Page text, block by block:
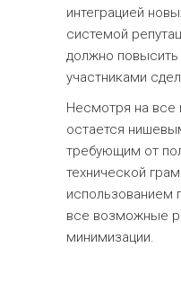
интеграцией
системой
должно
участниками
Несмотря на все
остается
требующим от
технической
использованием
все возможные
минимизации.